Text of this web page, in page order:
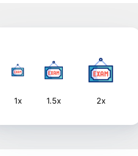
1x 1.5x 2x